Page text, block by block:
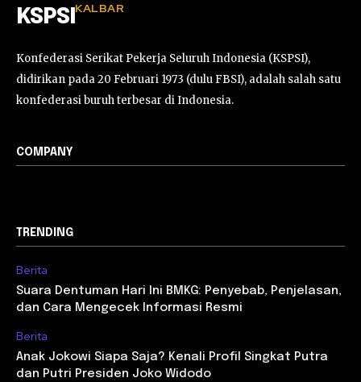
KSPSIKALBAR
Konfederasi Serikat Pekerja Seluruh Indonesia (KSPSI),
didirikan pada 20 Februari 1973 (dulu FBSI), adalah salah satu
konfederasi buruh terbesar di Indonesia.
COMPANY
TRENDING
Berita
Suara Dentuman Hari Ini BMKG: Penyebab, Penjelasan,
dan Cara Mengecek Informasi Resmi
Berita
Anak Jokowi Siapa Saja? Kenali Profil Singkat Putra
dan Putri Presiden Joko Widodo